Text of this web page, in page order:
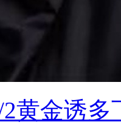
黄金诱多